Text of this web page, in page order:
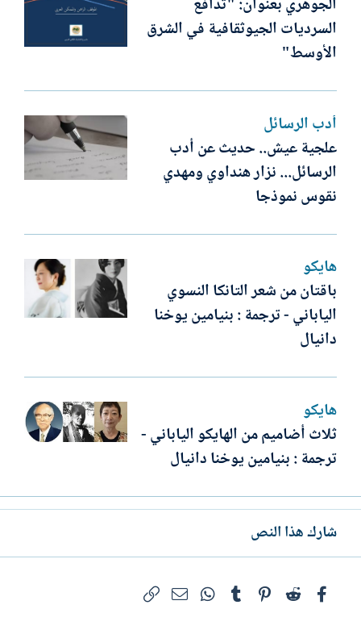
الجوهري بعنوان: "تدافع
السرديات الجيوثقافية في الشرق
الأوسط"
أدب الرسائل
علجية عيش.. حديث عن أدب
الرسائل... نزار هنداوي ومهدي
نقوس نموذجا
هايكو
باقتان من شعر التانكا النسوي
الياباني - ترجمة : بنيامين يوخنا
دانيال
هايكو
ثلاث أضاميم من الهايكو الياباني -
ترجمة : بنيامين يوخنا دانيال
شارك هذا النص
فيسبوكReddit
Pinterest
Tumblr
WhatsAppالبريد الإلكتروني